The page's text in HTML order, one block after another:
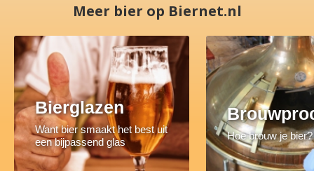
Meer bier op Biernet.nl
Bierglazen
Want bier smaakt het best uit
een bijpassend glas
Hoe brouw je bier?